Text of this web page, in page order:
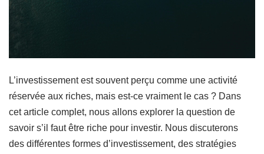
L’investissement est souvent perçu comme une activité
réservée aux riches, mais est-ce vraiment le cas ? Dans
cet article complet, nous allons explorer la question de
savoir s’il faut être riche pour investir. Nous discuterons
des différentes formes d’investissement, des stratégies